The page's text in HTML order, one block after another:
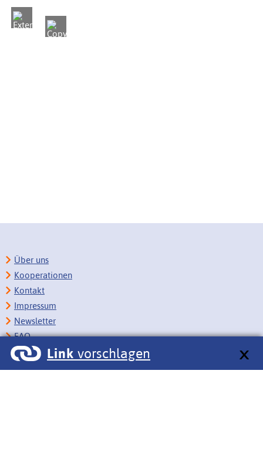
Link vorschlagen
Über uns
Kooperationen
Kontakt
Impressum
Newsletter
FAQ
Copyright